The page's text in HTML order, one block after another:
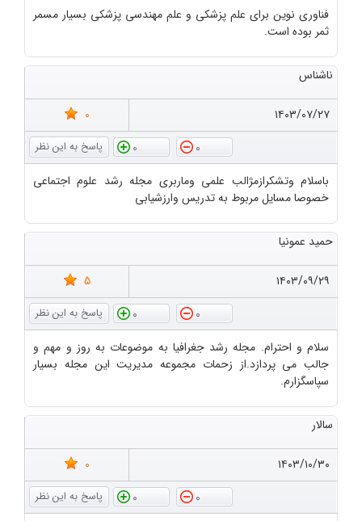
فناوری نوین برای علم پزشکی و علم مهندسی پزشکی بسیار مسمر
ثمر بوده است.
ناشناس
۱۴۰۳/۰۷/۲۷
0
0
0
باسلام وتشکرازمژالب علمی وماربری مجله رشد علوم اجتماعی
خصوصا مسایل مربوط به تدریس وارزشیابی
حمید عمونیا
۱۴۰۳/۰۹/۲۹
5
0
0
سلام و احترام. مجله رشد جغرافیا به موضوعات به روز و مهم و
جالب می پردازد.از زحمات مجموعه مدیریت این مجله بسیار
سپاسگزارم.
سالار
۱۴۰۳/۱۰/۳۰
0
0
0